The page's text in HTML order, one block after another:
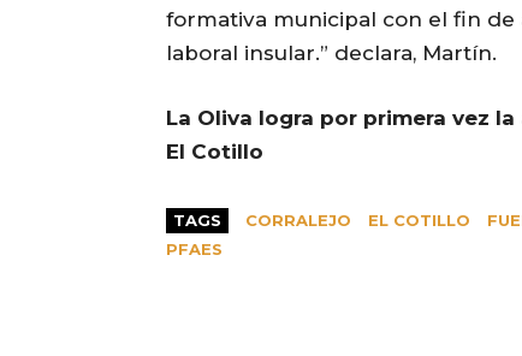
formativa municipal con el fin
laboral insular.” declara, Martín.
La Oliva logra por primera vez
El Cotillo
TAGS CORRALEJO EL COTILLO
PFAES